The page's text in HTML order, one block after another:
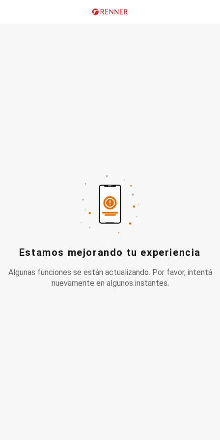
Estamos mejorando tu experiencia
Algunas funciones se están actualizando. Por favor, intentá
nuevamente en algunos instantes.